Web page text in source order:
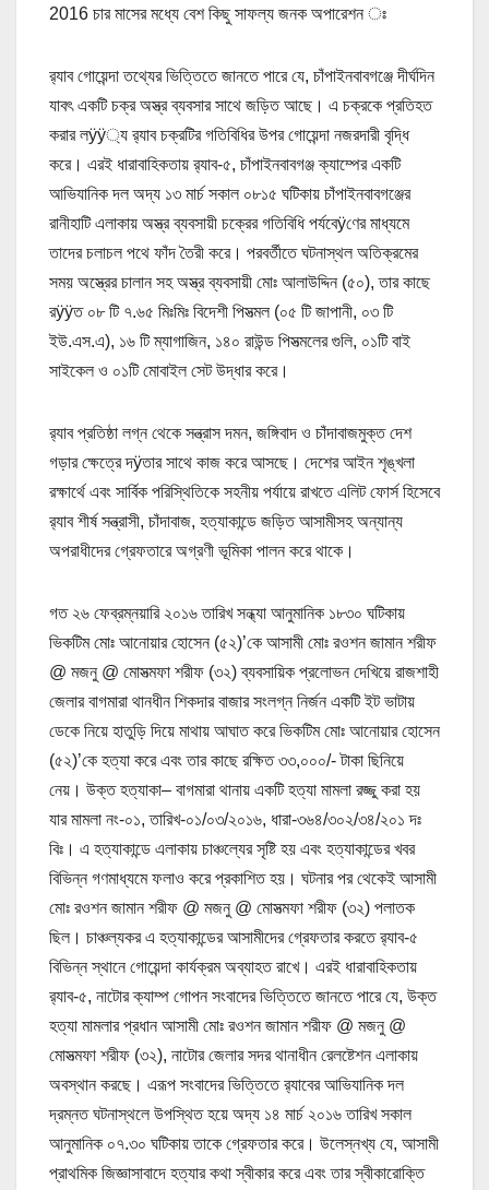
2016 চার মাসের মধ্যে বেশ কিছু সাফল্য জনক অপারেশন ঃ
র‌্যাব গোয়েন্দা তথ্যের ভিত্তিতে জানতে পারে যে, চাঁপাইনবাবগঞ্জে দীর্ঘদিন
যাবৎ একটি চক্র অস্ত্র ব্যবসার সাথে জড়িত আছে। এ চক্রকে প্রতিহত
করার লÿÿ্য র‌্যাব চক্রটির গতিবিধির উপর গোয়েন্দা নজরদারী বৃদ্ধি
করে। এরই ধারাবাহিকতায় র‌্যাব-৫, চাঁপাইনবাবগঞ্জ ক্যাম্পের একটি
আভিযানিক দল অদ্য ১৩ মার্চ সকাল ০৮১৫ ঘটিকায় চাঁপাইনবাবগঞ্জের
রানীহাটি এলাকায় অস্ত্র ব্যবসায়ী চক্রের গতিবিধি পর্যবেÿণের মাধ্যমে
তাদের চলাচল পথে ফাঁদ তৈরী করে। পরবর্তীতে ঘটনাস্থল অতিক্রমের
সময় অস্ত্রের চালান সহ অস্ত্র ব্যবসায়ী মোঃ আলাউদ্দিন (৫০), তার কাছে
রÿÿত ০৮ টি ৭.৬৫ মিঃমিঃ বিদেশী পিসত্মল (০৫ টি জাপানী, ০৩ টি
ইউ.এস.এ), ১৬ টি ম্যাগাজিন, ১৪০ রাউন্ড পিসত্মলের গুলি, ০১টি বাই
সাইকেল ও ০১টি মোবাইল সেট উদ্ধার করে।
র‌্যাব প্রতিষ্ঠা লগ্ন থেকে সন্ত্রাস দমন, জঙ্গিবাদ ও চাঁদাবাজমুক্ত দেশ
গড়ার ক্ষেত্রে দÿতার সাথে কাজ করে আসছে। দেশের আইন শৃঙ্খলা
রক্ষার্থে এবং সার্বিক পরিস্থিতিকে সহনীয় পর্যায়ে রাখতে এলিট ফোর্স হিসেবে
র‌্যাব শীর্ষ সন্ত্রাসী, চাঁদাবাজ, হত্যাকান্ডে জড়িত আসামীসহ অন্যান্য
অপরাধীদের গ্রেফতারে অগ্রণী ভূমিকা পালন করে থাকে।
গত ২৬ ফেব্রম্নয়ারি ২০১৬ তারিখ সন্ধ্যা আনুমানিক ১৮৩০ ঘটিকায়
ভিকটিম মোঃ আনোয়ার হোসেন (৫২)’কে আসামী মোঃ রওশন জামান শরীফ
@ মজনু @ মোসত্মফা শরীফ (৩২) ব্যবসায়িক প্রলোভন দেখিয়ে রাজশাহী
জেলার বাগমারা থানধীন শিকদার বাজার সংলগ্ন নির্জন একটি ইট ভাটায়
ডেকে নিয়ে হাতুড়ি দিয়ে মাথায় আঘাত করে ভিকটিম মোঃ আনোয়ার হোসেন
(৫২)’কে হত্যা করে এবং তার কাছে রক্ষিত ৩৩,০০০/- টাকা ছিনিয়ে
নেয়। উক্ত হত্যাকা– বাগমারা থানায় একটি হত্যা মামলা রজ্জু করা হয়
যার মামলা নং-০১, তারিখ-০১/০৩/২০১৬, ধারা-৩৬৪/৩০২/৩৪/২০১ দঃ
বিঃ। এ হত্যাকান্ডে এলাকায় চাঞ্চল্যের সৃষ্টি হয় এবং হত্যাকান্ডের খবর
বিভিন্ন গণমাধ্যমে ফলাও করে প্রকাশিত হয়। ঘটনার পর থেকেই আসামী
মোঃ রওশন জামান শরীফ @ মজনু @ মোসত্মফা শরীফ (৩২) পলাতক
ছিল। চাঞ্চল্যকর এ হত্যাকান্ডের আসামীদের গ্রেফতার করতে র‌্যাব-৫
বিভিন্ন স্থানে গোয়েন্দা কার্যক্রম অব্যাহত রাখে। এরই ধারাবাহিকতায়
র‌্যাব-৫, নাটোর ক্যাম্প গোপন সংবাদের ভিত্তিতে জানতে পারে যে, উক্ত
হত্যা মামলার প্রধান আসামী মোঃ রওশন জামান শরীফ @ মজনু @
মোসত্মফা শরীফ (৩২), নাটোর জেলার সদর থানাধীন রেলষ্টেশন এলাকায়
অবস্থান করছে। এরূপ সংবাদের ভিত্তিতে র‌্যাবের আভিযানিক দল
দ্রম্নত ঘটনাস্থলে উপস্থিত হয়ে অদ্য ১৪ মার্চ ২০১৬ তারিখ সকাল
আনুমানিক ০৭.৩০ ঘটিকায় তাকে গ্রেফতার করে। উলেস্নখ্য যে, আসামী
প্রাথমিক জিজ্ঞাসাবাদে হত্যার কথা স্বীকার করে এবং তার স্বীকারোক্তি